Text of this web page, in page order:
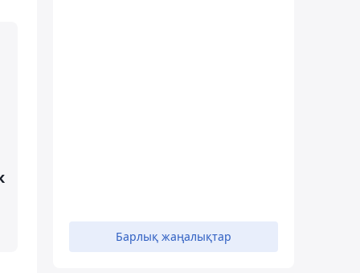
Барлық жаңалықтар